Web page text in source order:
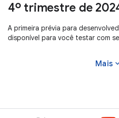
4º trimestre de
A primeira prévia para
disponível para você testar com
Mais